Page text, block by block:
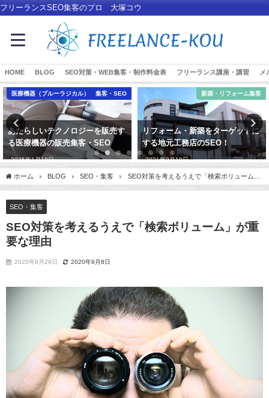
フリーランスSEO集客のプロ 大塚コウ
HOME BLOG SEO対策・WEB集客・制作料金表 フリーランス講座・講習 メ
医療機器（ブルーラジカル） 集客・SEO
あたらしいテクノロジーを販売す
る医療機器の販売集客・SEO
2025年1月18日
新築・リフォーム集客
リフォーム・新築をターゲットに
する地元工務店のSEO！
2021年3月18日
ホーム BLOG SEO・集客
SEO対策を考えるうえで「検索ボリューム」
が重要な理由
SEO・集客
SEO対策を考えるうえで「検索ボリューム」が重
要な理由
2020年9月29日 2020年9月8日